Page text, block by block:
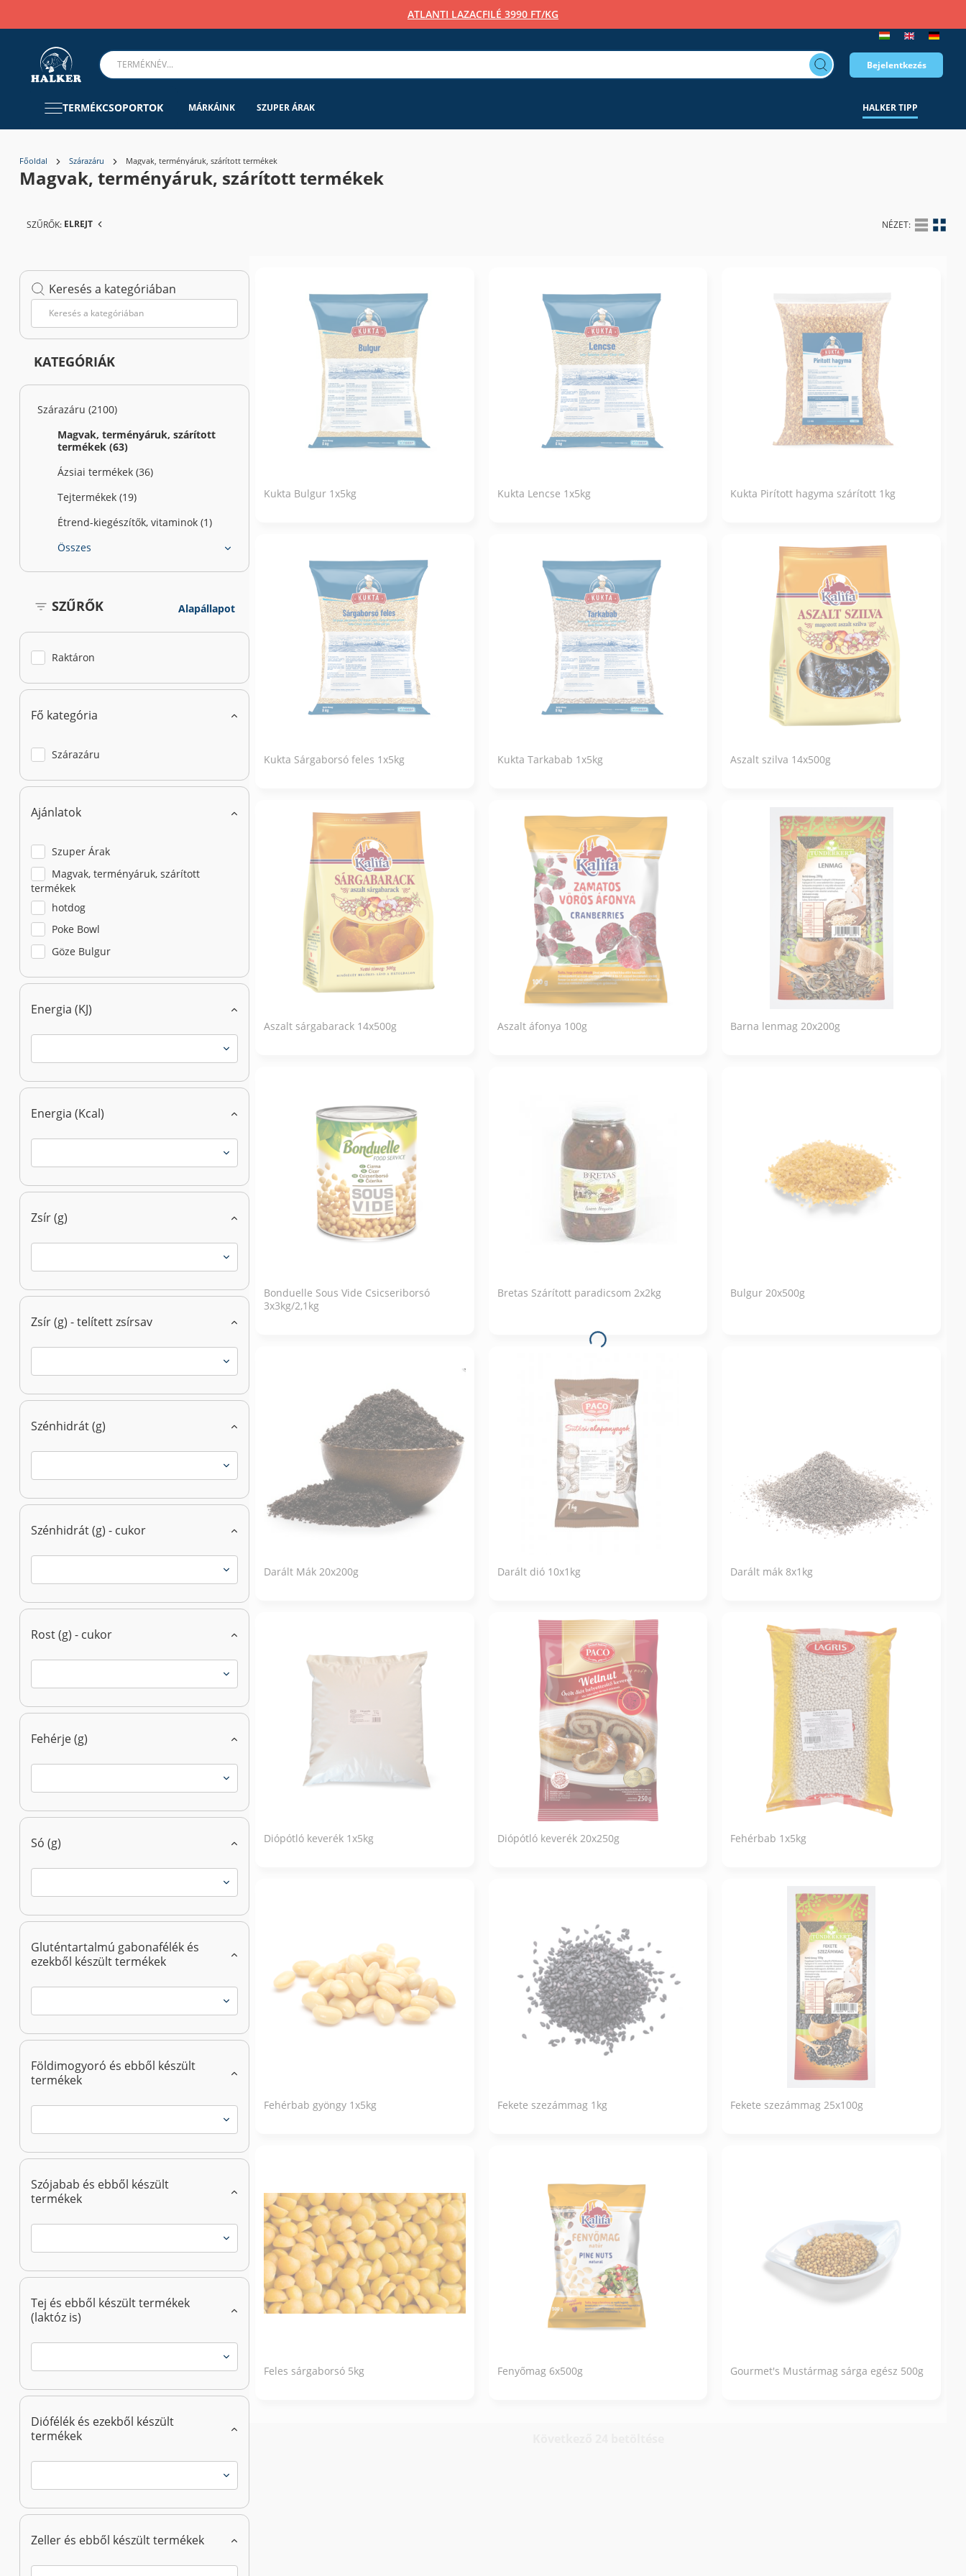
ATLANTI LAZACFILÉ 3990 FT/KG
Bejelentkezés
TERMÉKCSOPORTOK MÁRKÁINK SZUPER ÁRAK HALKER TIPP
Főoldal Szárazáru Magvak, terményáruk, szárított termékek
Magvak, terményáruk, szárított termékek
SZŰRŐK: ELREJT NÉZET:
Keresés a kategóriában
KATEGÓRIÁK
Szárazáru (2100)
Magvak, terményáruk, szárított
termékek (63)
Ázsiai termékek (36)
Tejtermékek (19)
Étrend-kiegészítők, vitaminok (1)
Összes
SZŰRŐK Alapállapot
Raktáron
Fő kategória
Szárazáru
Ajánlatok
Szuper Árak
Magvak, terményáruk, szárított
termékek
hotdog
Poke Bowl
Göze Bulgur
Energia (KJ)
Energia (Kcal)
Zsír (g)
Zsír (g) - telített zsírsav
Szénhidrát (g)
Szénhidrát (g) - cukor
Rost (g) - cukor
Fehérje (g)
Só (g)
Gluténtartalmú gabonafélék és
ezekből készült termékek
Földimogyoró és ebből készült
termékek
Szójabab és ebből készült
termékek
Tej és ebből készült termékek
(laktóz is)
Diófélék és ezekből készült
termékek
Zeller és ebből készült termékek
Kukta Bulgur 1x5kg Kukta Lencse 1x5kg Kukta Pirított hagyma szárított 1kg
Kukta Sárgaborsó feles 1x5kg Kukta Tarkabab 1x5kg Aszalt szilva 14x500g
Aszalt sárgabarack 14x500g Aszalt áfonya 100g Barna lenmag 20x200g
Bonduelle Sous Vide Csicseriborsó
3x3kg/2,1kg
Bretas Szárított paradicsom 2x2kg Bulgur 20x500g
Darált Mák 20x200g Darált dió 10x1kg Darált mák 8x1kg
Diópótló keverék 1x5kg Diópótló keverék 20x250g Fehérbab 1x5kg
Fehérbab gyöngy 1x5kg Fekete szezámmag 1kg Fekete szezámmag 25x100g
Feles sárgaborsó 5kg Fenyőmag 6x500g Gourmet's Mustármag sárga egész 500g